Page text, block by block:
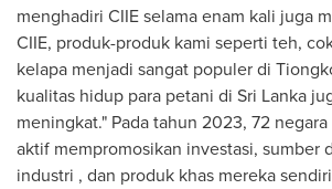
menghadiri CIIE selama enam kali juga
CIIE, produk-produk kami seperti teh,
kelapa menjadi sangat populer di
kualitas hidup para petani di Sri Lanka
meningkat." Pada tahun 2023, 72
aktif mempromosikan investasi, sumber
industri , dan produk khas mereka